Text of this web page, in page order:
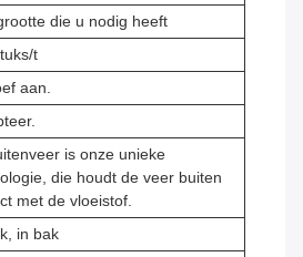
die u nodig heeft
t
aan.
is onze unieke
die houdt de veer buiten
met de vloeistof.
in bak